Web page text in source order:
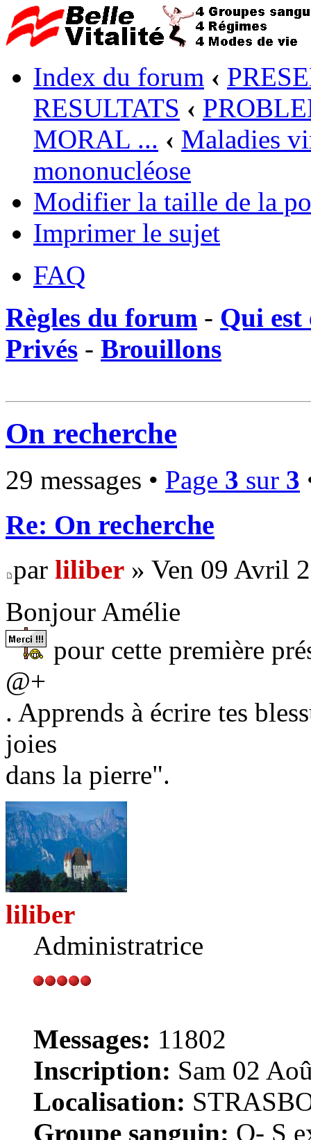
Index du forum ‹
RESULTATS ‹
MORAL ... ‹ Maladies
mononucléose
Modifier la taille de la
Imprimer le sujet
FAQ
Règles du forum - Qui est
Privés - Brouillons
On recherche
29 messages • Page 3 sur 3
Re: On recherche
par liliber » Ven 09 Avril
Bonjour Amélie
pour cette première
@+
. Apprends à écrire tes
joies
dans la pierre".
liliber
Administratrice
Messages: 11802
Inscription: Sam 02
Localisation:
Groupe sanguin: O- S